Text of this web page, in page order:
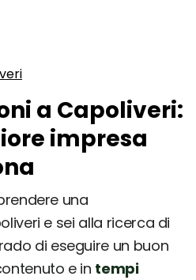
a Capoliveri:
impresa
una
e sei alla ricerca di
di eseguire un buon
e in tempi